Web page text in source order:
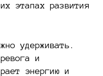
этапах развития
удерживать.
и
энергию и